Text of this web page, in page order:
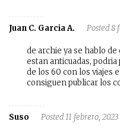
Juan C. Garcia A. Posted 8
de archie ya se hablo
estan anticuadas,
de los 60 con los viajes
consiguen publicar los
Suso Posted 11 febrero,